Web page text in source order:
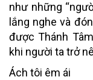
như những
lắng nghe và
được Thánh
khi người ta trở
Ách tôi êm ái